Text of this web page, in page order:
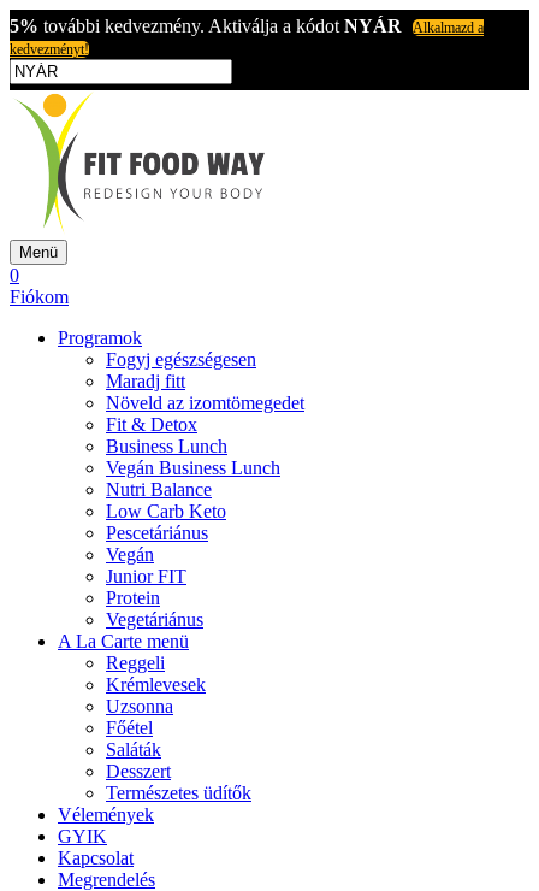
5% további kedvezmény. Aktiválja a kódot NYÁR
Alkalmazd a
kedvezményt!
Menü
0
Fiókom
Programok
Fogyj egészségesen
Maradj fitt
Növeld az izomtömegedet
Fit & Detox
Business Lunch
Vegán Business Lunch
Nutri Balance
Low Carb Keto
Pescetáriánus
Vegán
Junior FIT
Protein
Vegetáriánus
A La Carte menü
Reggeli
Krémlevesek
Uzsonna
Főétel
Saláták
Desszert
Természetes üdítők
Vélemények
GYIK
Kapcsolat
Megrendelés